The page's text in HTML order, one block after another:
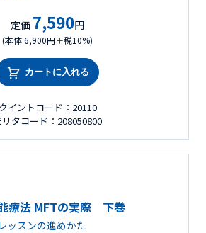
定価 7,590円
(本体 6,900円＋税10%)
カートに入れる
クイントコード：20110
リタコード：208050800
療法 MFTの実際 下巻
ッスンの進めかた